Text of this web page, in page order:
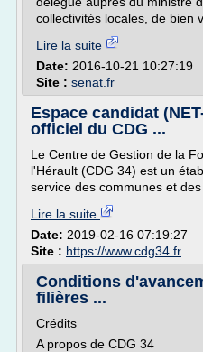
collectivités locales, de bien
Lire la suite
Date: 2016-10-21 10:27:19
Site : senat.fr
Espace candidat
officiel du CDG ...
Le Centre de Gestion de la
l'Hérault (CDG 34) est un
service des communes et
Lire la suite
Date: 2019-02-16 07:19:27
Site : https://www.cdg34.fr
Conditions
filières ...
Crédits
A propos de CDG 34